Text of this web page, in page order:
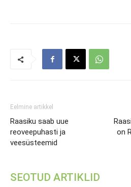
Eelmine artikkel
Raasiku saab uue
reoveepuhasti ja
veesüsteemid
on
SEOTUD ARTIKLID